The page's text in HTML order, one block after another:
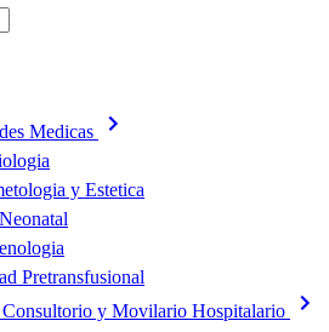
Medicas
y Estetica
Pretransfusional
Consultorio y Movilario Hospitalario